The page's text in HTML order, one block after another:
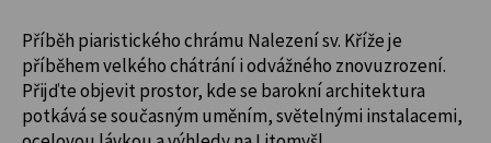
Příběh piaristického chrámu Nalezení sv. Kříže je
příběhem velkého chátrání i odvážného znovuzrození.
Přijďte objevit prostor, kde se barokní architektura
potkává se současným uměním, světelnými instalacemi,